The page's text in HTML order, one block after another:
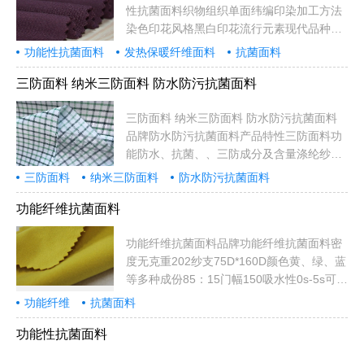
性抗菌面料织物组织单面纬编印染加工方法
染色印花风格黑白印花流行元素现代品种单
面绒幅宽150cm纱支60S颜色黑色,红色,深蓝
色,其他季节秋冬加工定制是克重未知成分及
含量67.2%腈纶 28.8%咖啡纱 4%氨色泽特
要求订染克重250G/m2可售卖地全国用途服
装用布...
功能性抗菌面料 发热保暖纤维面料 抗菌面料
三防面料 纳米三防面料 防水防污抗菌面料
三防面料 纳米三防面料 防水防污抗菌面料
品牌防水防污抗菌面料产品特性三防面料功
能防水、抗菌、、三防成分及含量涤纶纱支
20D*20D密度400T幅宽148cm具体用途靠
垫、抱枕、箱包、桌布、台布、帐篷、工
州别名三防面料适用季节春夏颜色花色规格
20D*20D可售卖地全国...
三防面料 纳米三防面料 防水防污抗菌面料
功能纤维抗菌面料
功能纤维抗菌面料品牌功能纤维抗菌面料密
度无克重202纱支75D*160D颜色黄、绿、蓝
等多种成份85：15门幅150吸水性0s-5s可售
卖地北京;天津;河北;山西;内蒙古;辽宁;吉林;
黑龙江;上海;江苏;浙江;安徽;福建;江西;山东;
功能纤维 抗菌面料
功能性抗菌面料